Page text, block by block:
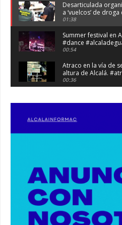
Desarticulada
a ‘vuelcos’ de droga
01:38
Summer festival en
#dance
00:54
Atraco en la vía de
altura de Alcalá.
00:36
Alcalá. #policia
Primeras 191
Guadaíra.
Premio de Medio
Mateo.
03:01
Paseo de caballos.